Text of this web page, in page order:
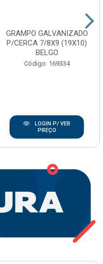
GRAMPO GALVANIZADO
P/CERCA 7/8X9 (19X10)
BELGO
Código: 169334
LOGIN P/ VER
PREÇO